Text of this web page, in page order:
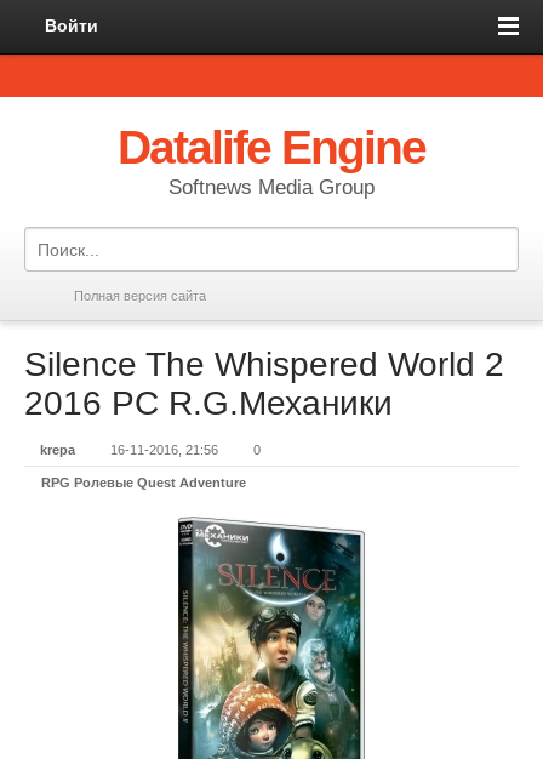
Войти
Datalife Engine
Softnews Media Group
Полная версия сайта
Silence The Whispered World 2
2016 PC R.G.Механики
krepa 16-11-2016, 21:56 0
RPG Ролевые Quest Adventure